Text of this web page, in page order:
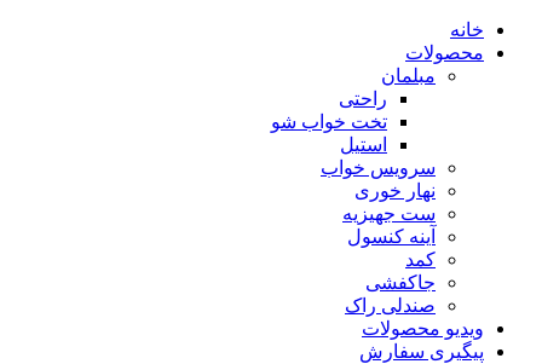
خانه
محصولات
مبلمان
راحتی
تخت خواب شو
استیل
سرویس خواب
نهار خوری
ست جهیزیه
آینه کنسول
کمد
جاکفشی
صندلی راک
ویدیو محصولات
پیگیری سفارش